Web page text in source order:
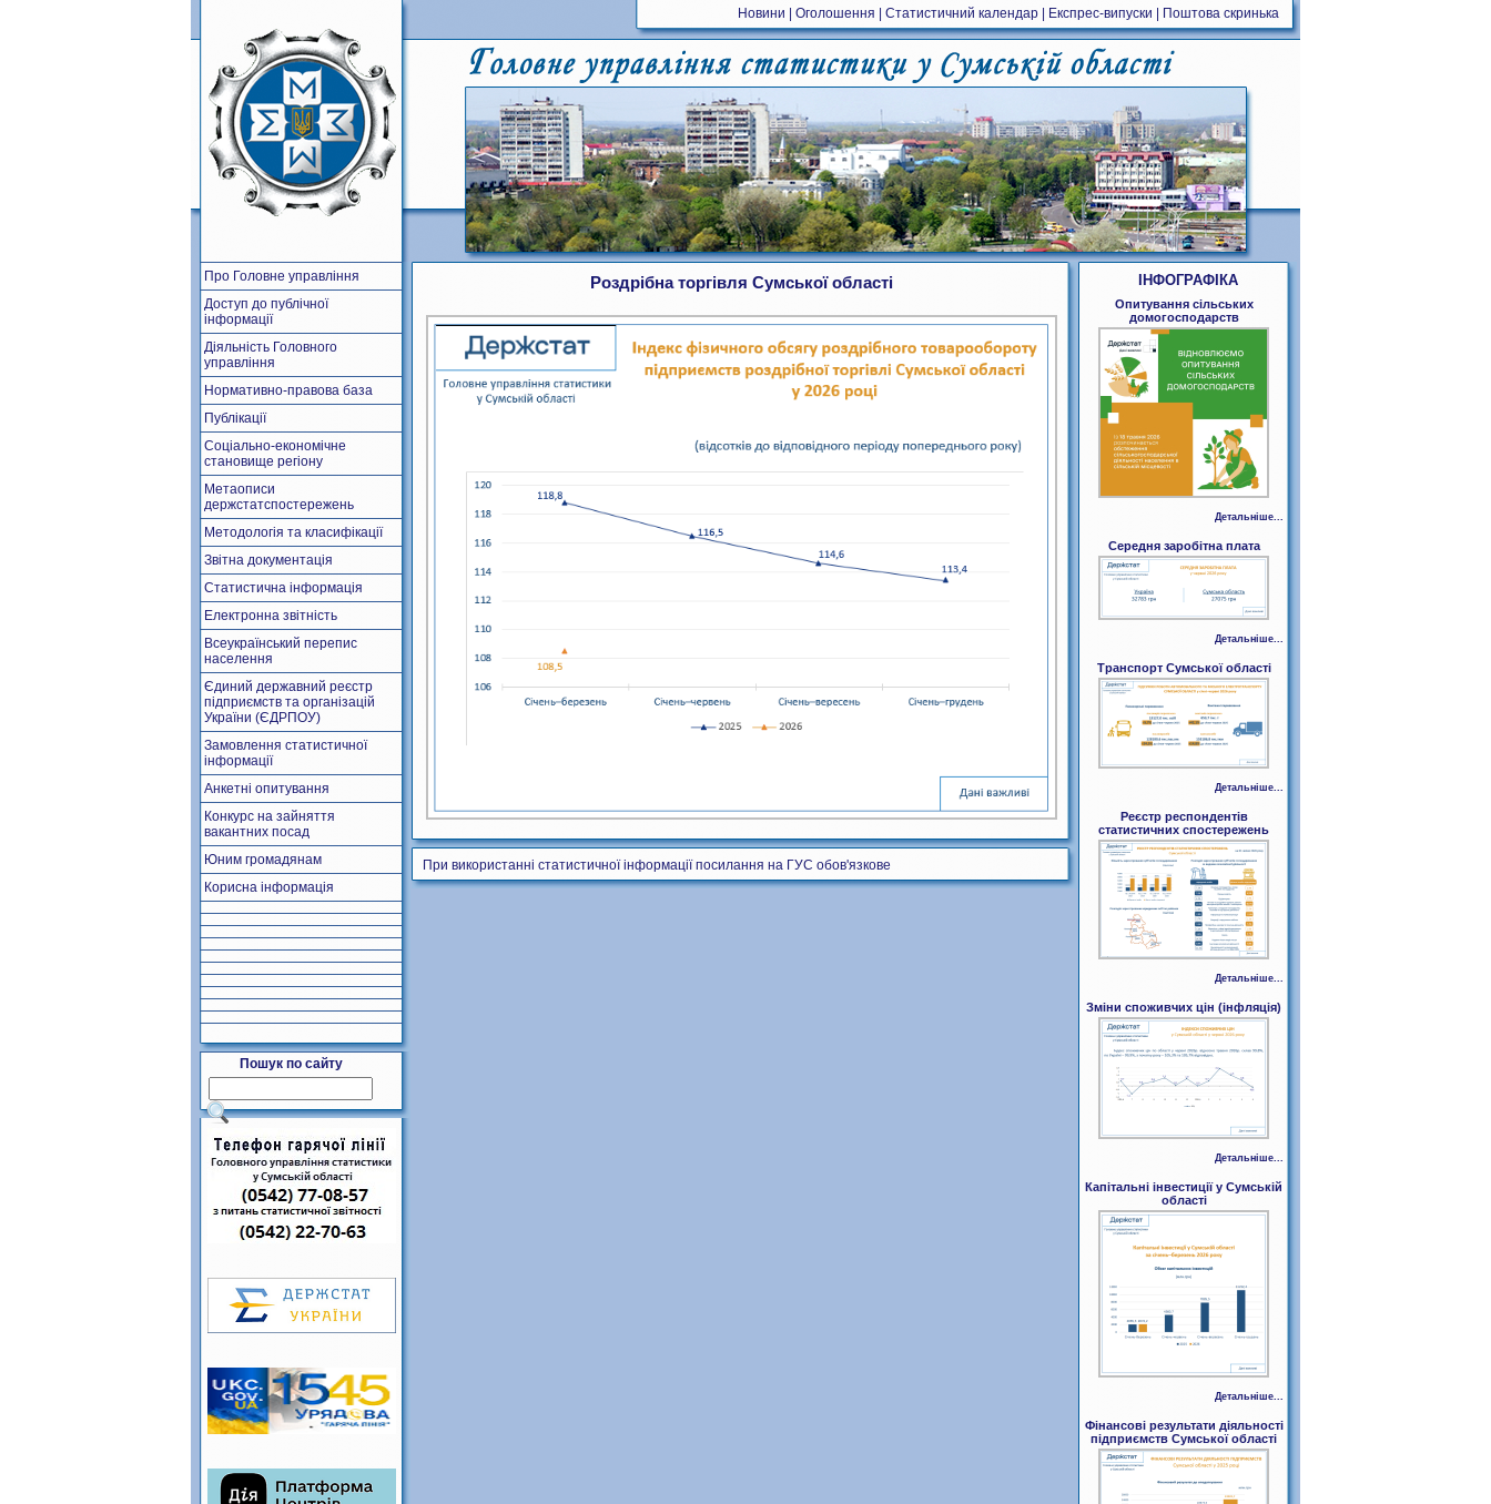
Новини Оголошення Статистичний календар Експрес-випуски Поштова скринька
Про Головне управління
Доступ до публічної
інформації
Діяльність Головного
управління
Нормативно-правова база
Публікації
Соціально-економічне
становище регіону
Метаописи
держстатспостережень
Методологія та класифікації
Звітна документація
Статистична інформація
Електронна звітність
Всеукраїнський перепис
населення
Єдиний державний реєстр
підприємств та організацій
України (ЄДРПОУ)
Замовлення статистичної
інформації
Анкетні опитування
Конкурс на зайняття
вакантних посад
Юним громадянам
Корисна інформація
Пошук по сайту
Роздрібна торгівля Сумської області
При використанні статистичної інформації посилання на ГУС обов'язкове
ІНФОГРАФІКА
Опитування сільських
домогосподарств
Детальніше...
Середня заробітна плата
Детальніше...
Транспорт Сумської області
Детальніше...
Реєстр респондентів
статистичних спостережень
Детальніше...
Зміни споживчих цін (інфляція)
Детальніше...
Капітальні інвестиції у Сумській
області
Детальніше...
Фінансові результати діяльності
підприємств Сумської області